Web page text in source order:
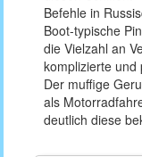
Befehle in
Boot-typische
die Vielzahl an
komplizierte und
Der muffige
als
deutlich diese